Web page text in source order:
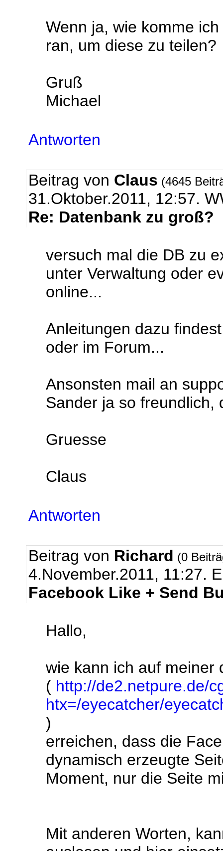
Wenn ja, wie komme
ran, um diese zu teilen?
Gruß
Michael
Antworten
Beitrag von Claus (4645
31.Oktober.2011, 12:57.
Re: Datenbank zu groß?
versuch mal die DB zu
unter Verwaltung oder
online...
Anleitungen dazu
oder im Forum...
Ansonsten mail an
Sander ja so freundlich,
Gruesse
Claus
Antworten
Beitrag von Richard (0
4.November.2011, 11:27.
Facebook Like + Send
Hallo,
wie kann ich auf meiner
( http://de2.netpure.de/
htx=/eyecatcher/
)
erreichen, dass die
dynamisch erzeugte
Moment, nur die Seite
Mit anderen Worten,